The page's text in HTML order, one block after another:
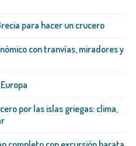
para hacer un crucero
con tranvías, miradores y
por las islas griegas: clima,